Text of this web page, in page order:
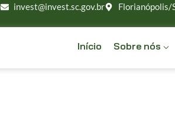
invest@invest.sc.gov.br Florianópolis/
Início Sobre nós